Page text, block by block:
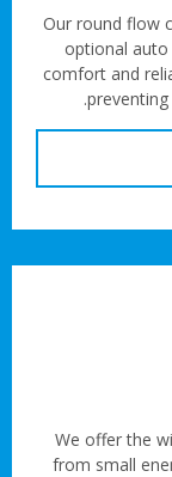
Our round
comfort
We offer
from